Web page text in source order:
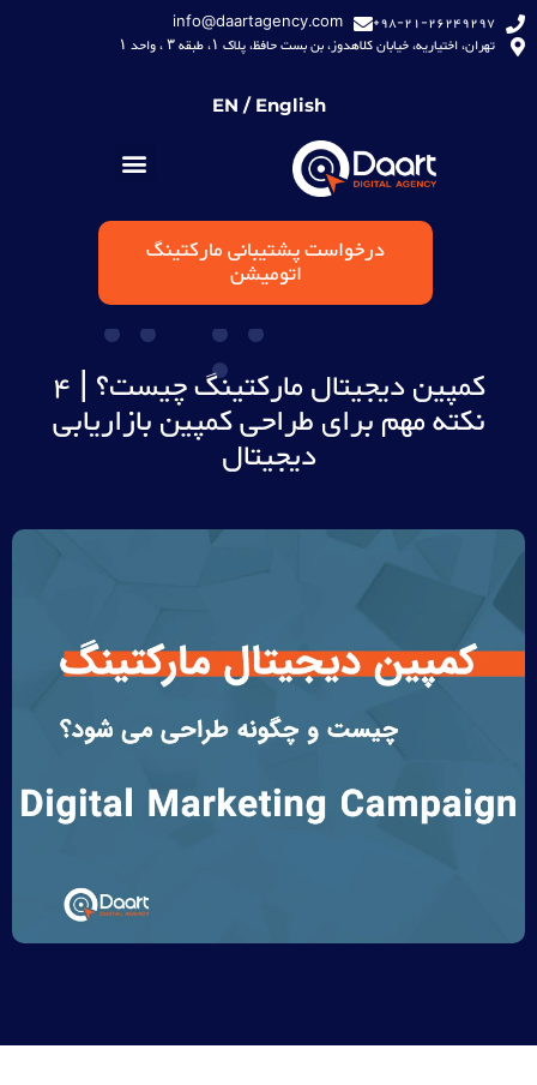
98-21-26249297+
info@daartagency.com
تهران، اختیاریه، خیابان کلاهدوز، بن بست حافظ، پلاک ۱، طبقه ۳ ، واحد ۱
EN / English
درخواست پشتیبانی مارکتینگ
اتومیشن
کمپین دیجیتال مارکتینگ چیست؟ | 4
نکته مهم برای طراحی کمپین بازاریابی
دیجیتال